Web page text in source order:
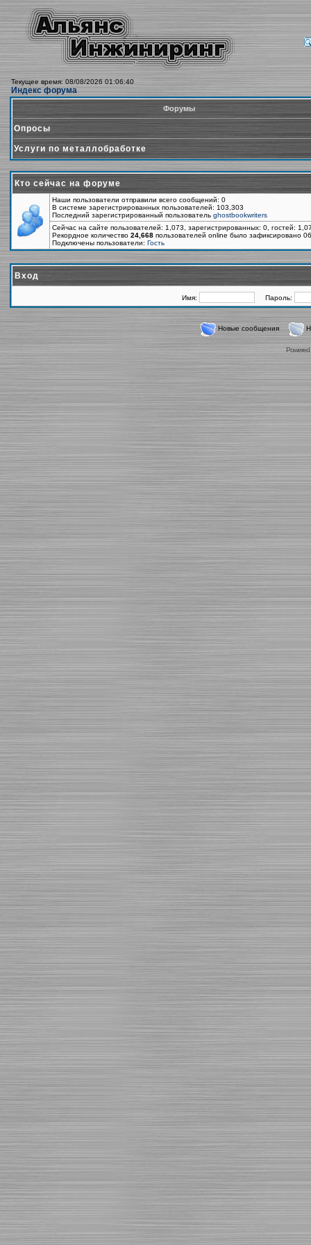
Текущее время: 08/08/2026 01:06:40
Индекс форума
Форумы
Опросы
Услуги по металлобработке
Кто сейчас на форуме
Наши пользователи отправили всего сообщений: 0
В системе зарегистрированных пользователей: 103,303
Последний зарегистрированный пользователь ghostbookwriters
Сейчас на сайте пользователей: 1,073, зарегистрированных: 0, гостей:
Рекордное количество 24,668 пользователей online было зафиксировано
Подключены пользователи: Гость
Вход
Имя: Пароль:
Новые сообщения